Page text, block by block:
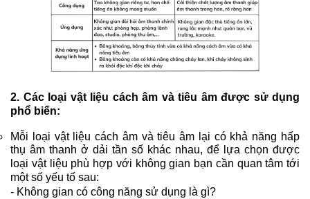
2. Các loại vật liệu cách âm và tiêu âm được sử dụng
phổ biến:
Mỗi loại vật liệu cách âm và tiêu âm lại có khả năng hấp
thụ âm thanh ở dải tần số khác nhau, để lựa chọn được
loại vật liệu phù hợp với không gian bạn cần quan tâm tới
một số yếu tố sau:
- Không gian có công năng sử dụng là gì?